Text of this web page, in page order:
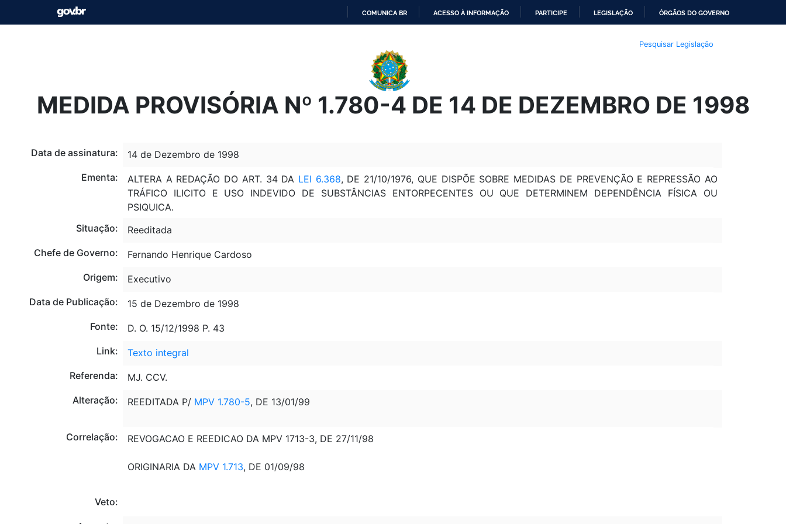
O
CONTEÚDO
COMUNICA BR ACESSO À INFORMAÇÃO PARTICIPE LEGISLAÇÃO ÓRGÃOS DO GOVERNO
Pesquisar Legislação
MEDIDA PROVISÓRIA Nº 1.780-4 DE 14 DE DEZEMBRO DE 1998
Data de assinatura:
14 de Dezembro de 1998
Ementa:
ALTERA A REDAÇÃO DO ART. 34 DA LEI 6.368, DE 21/10/1976, QUE DISPÕE SOBRE MEDIDAS DE PREVENÇÃO E REPRESSÃO AO
TRÁFICO ILICITO E USO INDEVIDO DE SUBSTÂNCIAS ENTORPECENTES OU QUE DETERMINEM DEPENDÊNCIA FÍSICA OU
PSIQUICA.
Situação:
Reeditada
Chefe de Governo:
Fernando Henrique Cardoso
Origem:
Executivo
Data de Publicação:
15 de Dezembro de 1998
Fonte:
D. O. 15/12/1998 P. 43
Link:
Texto integral
Referenda:
MJ. CCV.
Alteração:
REEDITADA P/ MPV 1.780-5, DE 13/01/99
Correlação: REVOGACAO E REEDICAO DA MPV 1713-3, DE 27/11/98
ORIGINARIA DA MPV 1.713, DE 01/09/98
Veto: